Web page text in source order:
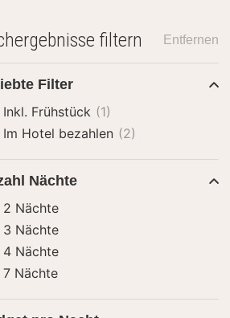
filtern Entfernen
Filter
Inkl. Frühstück (1)
Im Hotel bezahlen (2)
Nächte
2 Nächte
3 Nächte
4 Nächte
7 Nächte